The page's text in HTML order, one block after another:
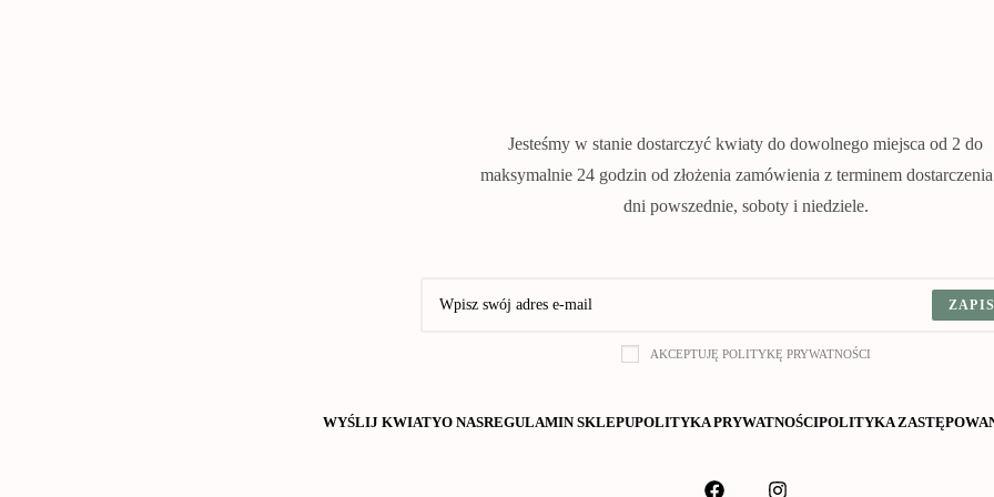
Jesteśmy w stanie dostarczyć kwiaty do dowolnego miejsca od 2 do
maksymalnie 24 godzin od złożenia zamówienia z terminem
dni powszednie, soboty i niedziele.
AKCEPTUJĘ POLITYKĘ PRYWATNOŚCI
WYŚLIJ KWIATYO NASREGULAMIN SKLEPUPOLITYKA PRYWATNOŚCIPOLITYKA